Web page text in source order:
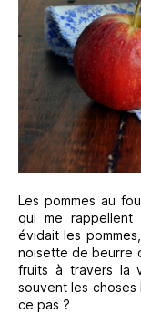
Les pommes au
qui me rappellent
évidait les
noisette de beurre
fruits à travers la
souvent les choses
ce pas ?